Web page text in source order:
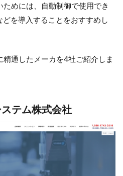
めには、自動制御で使用でき
を導入することをおすすめし
通したメーカを4社ご紹介しま
テム株式会社